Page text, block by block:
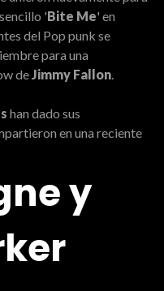
'Bite Me' en
del Pop punk se
para una
de Jimmy Fallon
han dado sus
en una reciente
y